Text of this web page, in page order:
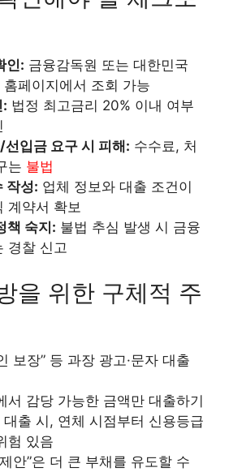
인: 금융감독원 또는 대한민국
페이지에서 조회 가능
: 법정 최고금리 20% 이내 여부
입금 요구 시 피해: 수수료, 처
는 불법
작성: 업체 정보와 대출 조건이
계약서 확보
책 숙지: 불법 추심 발생 시 금융
경찰 신고
을 위한 구체적 주
보장” 등 과장 광고·문자 대출
서 감당 가능한 금액만 대출하기
대출 시, 연체 시점부터 신용등급
험 있음
안”은 더 큰 부채를 유도할 수